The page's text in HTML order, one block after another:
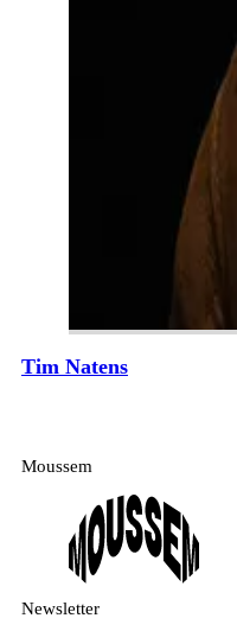
Tim Natens
Moussem
Newsletter